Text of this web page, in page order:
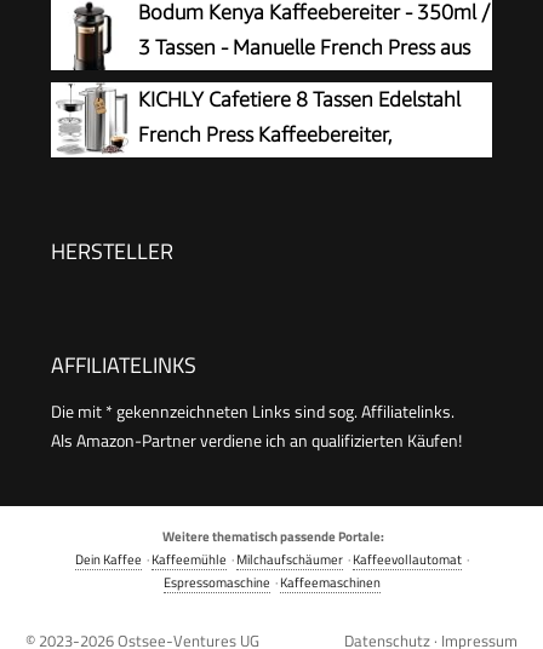
Edelstahlgehäuse- Große Karaffe-
1000ml / 1 litre / 34Oz - Schwarz
Bodum Kenya Kaffeebereiter - 350ml /
3 Tassen - Manuelle French Press aus
Borosilikatglas und Edelstahl -
Spülmaschinenfest - Made in Portugal
KICHLY Cafetiere 8 Tassen Edelstahl
French Press Kaffeebereiter,
Kaffettiere mit 1 Extra Filter – 1000ml / 34oz –
HERSTELLER
AFFILIATELINKS
Die mit * gekennzeichneten Links sind sog. Affiliatelinks.
Als Amazon-Partner verdiene ich an qualifizierten Käufen!
Weitere thematisch passende Portale:
Dein Kaffee ·Kaffeemühle ·Milchaufschäumer·Kaffeevollautomat·
Espressomaschine ·Kaffeemaschinen
© 2023-2026Ostsee-Ventures UG Datenschutz · Impressum